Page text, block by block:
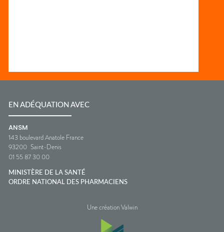
EN ADÉQUATION AVEC
ANSM
143 boulevard Anatole France
93200 Saint-Denis
01 55 87 30 00
MINISTÈRE DE LA SANTÉ
ORDRE NATIONAL DES PHARMACIENS
Une création Valwin